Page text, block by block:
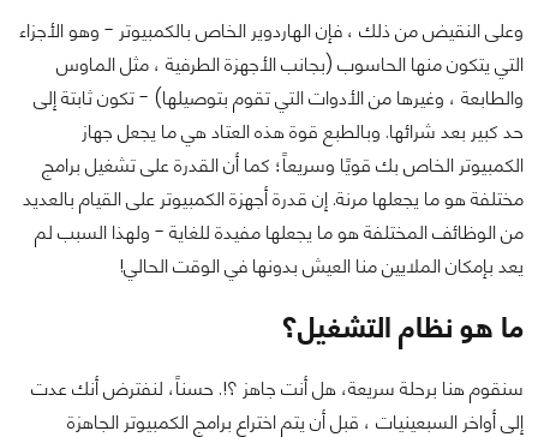
وعلى النقيض من ذلك ، فإن الهاردوير الخاص بالكمبيوتر - وهو الأجزاء
التي يتكون منها الحاسوب (بجانب الأجهزة الطرفية ، مثل الماوس
والطابعة ، وغيرها من الأدوات التي تقوم بتوصيلها) - تكون ثابتة إلى
حد كبير بعد شرائها. وبالطبع قوة هذه العتاد هي ما يجعل جهاز
الكمبيوتر الخاص بك قويًا وسريعاً؛ كما أن القدرة على تشغيل برامج
مختلفة هو ما يجعلها مرنة. إن قدرة أجهزة الكمبيوتر على القيام بالعديد
من الوظائف المختلفة هو ما يجعلها مفيدة للغاية - ولهذا السبب لم
يعد بإمكان الملايين منا العيش بدونها في الوقت الحالي!
ما هو نظام التشغيل؟
سنقوم هنا برحلة سريعة، هل أنت جاهز ؟!. حسناً، لنفترض أنك عدت
إلى أواخر السبعينيات ، قبل أن يتم اختراع برامج الكمبيوتر الجاهزة